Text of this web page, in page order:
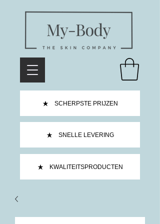
SCHERPSTE PRIJZEN
SNELLE LEVERING
KWALITEITSPRODUCTEN